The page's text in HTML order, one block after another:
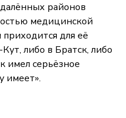
районов
медицинской
для её
либо в Братск, либо
имел серьёзное
имеет».